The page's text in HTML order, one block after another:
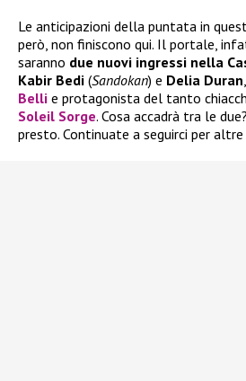
Le anticipazioni della puntata in
però, non finiscono qui. Il portale,
saranno due nuovi ingressi nella
Kabir Bedi (Sandokan) e Delia Duran
Belli e protagonista del tanto
Soleil Sorge. Cosa accadrà tra le
presto. Continuate a seguirci per altre